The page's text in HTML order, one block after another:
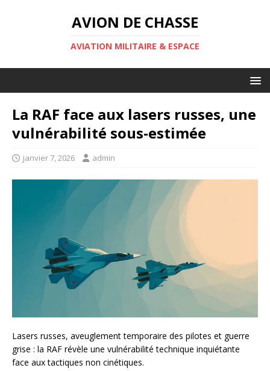
AVION DE CHASSE
AVIATION MILITAIRE & ESPACE
La RAF face aux lasers russes, une
vulnérabilité sous-estimée
janvier 7, 2026 admin
Lasers russes, aveuglement temporaire des pilotes et guerre
grise : la RAF révèle une vulnérabilité technique inquiétante
face aux tactiques non cinétiques.